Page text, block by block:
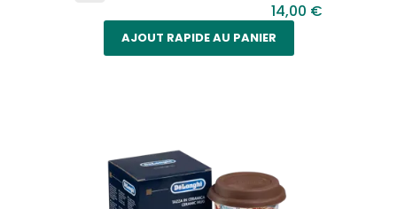
14,00 €
AJOUT RAPIDE AU PANIER